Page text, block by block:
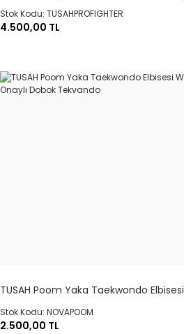
Stok Kodu: TUSAHPROFIGHTER
4.500,00 TL
TUSAH Poom Yaka Taekwondo Elbisesi
Stok Kodu: NOVAPOOM
2.500,00 TL